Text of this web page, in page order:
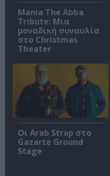
Mania The Abba
Tribute: Μια
μοναδική συναυλία
στο Christmas
Theater
Οι Arab Strap στο
Gazarte Ground
Stage